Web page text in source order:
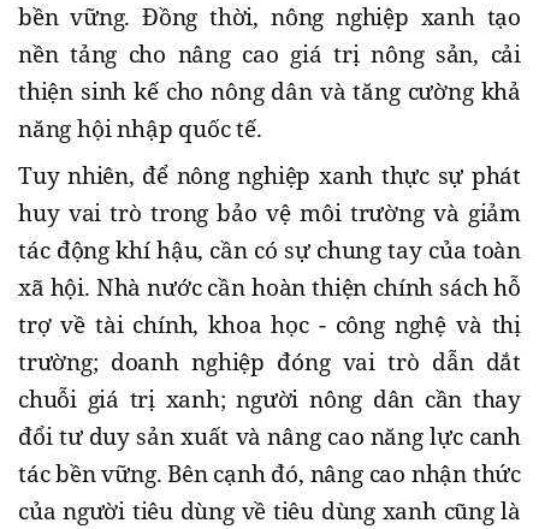
bền vững. Đồng thời, nông nghiệp xanh tạo
nền tảng cho nâng cao giá trị nông sản, cải
thiện sinh kế cho nông dân và tăng cường khả
năng hội nhập quốc tế.
Tuy nhiên, để nông nghiệp xanh thực sự phát
huy vai trò trong bảo vệ môi trường và giảm
tác động khí hậu, cần có sự chung tay của toàn
xã hội. Nhà nước cần hoàn thiện chính sách hỗ
trợ về tài chính, khoa học - công nghệ và thị
trường; doanh nghiệp đóng vai trò dẫn dắt
chuỗi giá trị xanh; người nông dân cần thay
đổi tư duy sản xuất và nâng cao năng lực canh
tác bền vững. Bên cạnh đó, nâng cao nhận thức
của người tiêu dùng về tiêu dùng xanh cũng là